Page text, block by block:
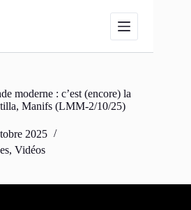
moderne : c’est (encore) la
Manifs (LMM-2/10/25)
2025
, Vidéos